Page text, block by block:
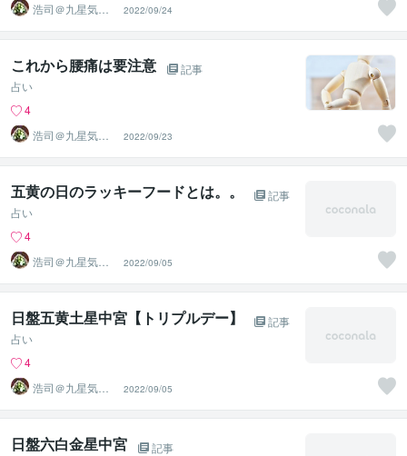
浩司＠九星気学
風水鑑定士、姓
名鑑定士
2022/09/24
これから腰痛は要注意
記事
占い
4
浩司＠九星気学
風水鑑定士、姓
名鑑定士
2022/09/23
五黄の日のラッキーフードとは。。
記事
占い
4
浩司＠九星気学
風水鑑定士、姓
名鑑定士
2022/09/05
日盤五黄土星中宮【トリプルデー】
記事
占い
4
浩司＠九星気学
風水鑑定士、姓
名鑑定士
2022/09/05
日盤六白金星中宮
記事